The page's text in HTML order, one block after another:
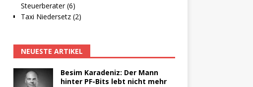
Steuerberater (6)
Taxi Niedersetz (2)
NEUESTE ARTIKEL
Besim Karadeniz: Der Mann
hinter PF-Bits lebt nicht mehr